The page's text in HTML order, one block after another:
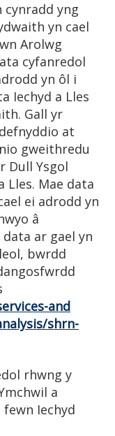
cynradd yng
yn cael
Arolwg
cyfanredol
yn ôl i
Iechyd a Lles
Gall yr
at
gweithredu
Dull Ysgol
Lles. Mae data
ei adrodd yn
â
ar gael yn
bwrdd
and
shrn-
rhwng y
a
fewn Iechyd